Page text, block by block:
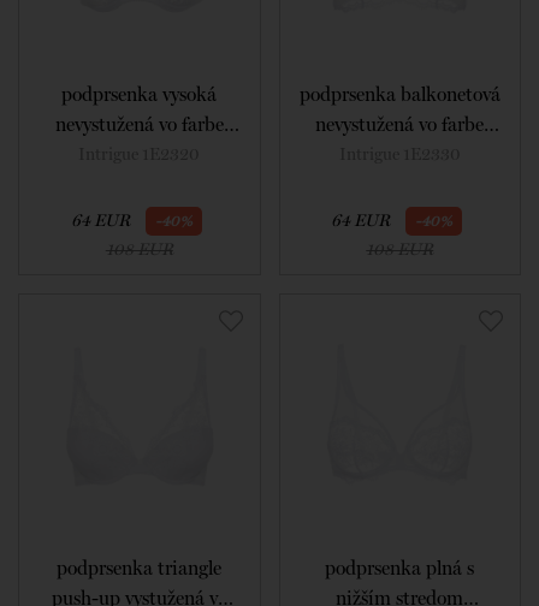
podprsenka vysoká
nevystužená vo farbe
64 EUR -40%
108 EUR
podprsenka balkonetová
nevystužená vo farbe
64 EUR -40%
108 EUR
podprsenka triangle
push-up vystužená vo
podprsenka plná s
nižším stredom